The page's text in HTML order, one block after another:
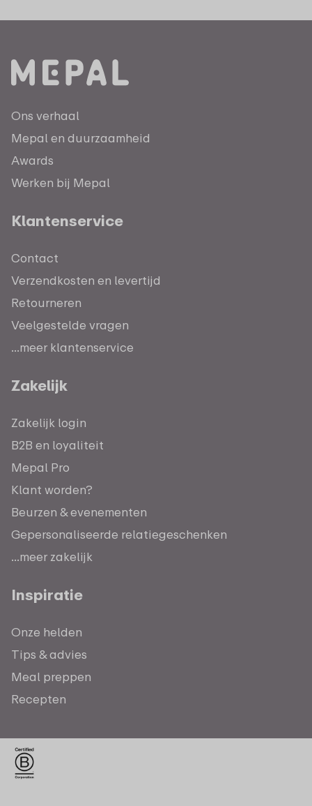
Ons verhaal
Mepal en duurzaamheid
Awards
Werken bij Mepal
Klantenservice
Contact
Verzendkosten en levertijd
Retourneren
Veelgestelde vragen
...meer klantenservice
Zakelijk
Zakelijk login
B2B en loyaliteit
Mepal Pro
Klant worden?
Beurzen & evenementen
Gepersonaliseerde relatiegeschenken
...meer zakelijk
Inspiratie
Onze helden
Tips & advies
Meal preppen
Recepten